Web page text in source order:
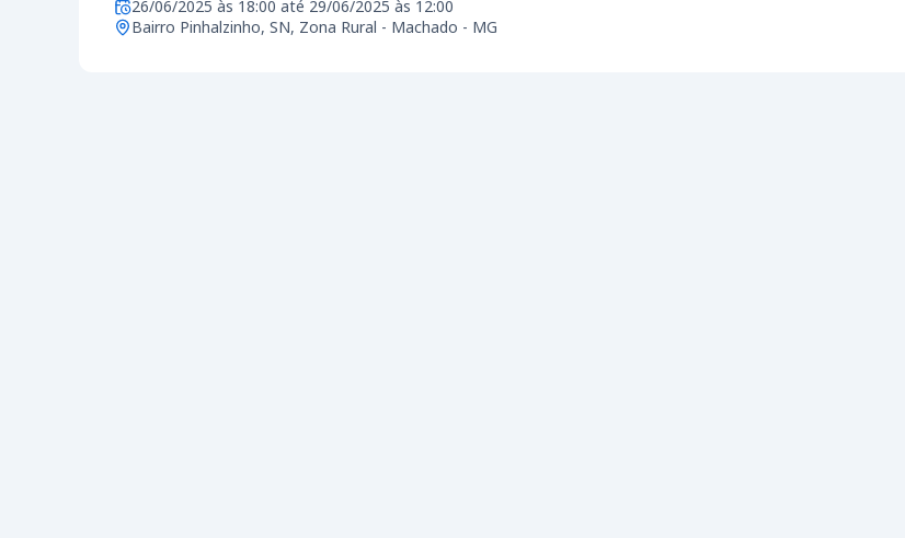
26/06/2025 às 18:00 até 29/06/2025 às 12:00
Bairro Pinhalzinho, SN, Zona Rural - Machado - MG